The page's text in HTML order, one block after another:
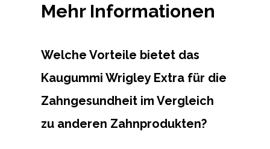
Mehr Informationen
Welche Vorteile bietet das
Kaugummi Wrigley Extra für die
Zahngesundheit im Vergleich
zu anderen Zahnprodukten?